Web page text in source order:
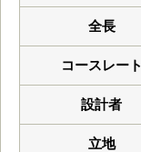
全長
コースレート
設計者
立地